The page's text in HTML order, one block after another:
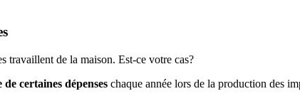
travaillent de la maison. Est-ce votre cas?
certaines dépenses chaque année lors de la production des